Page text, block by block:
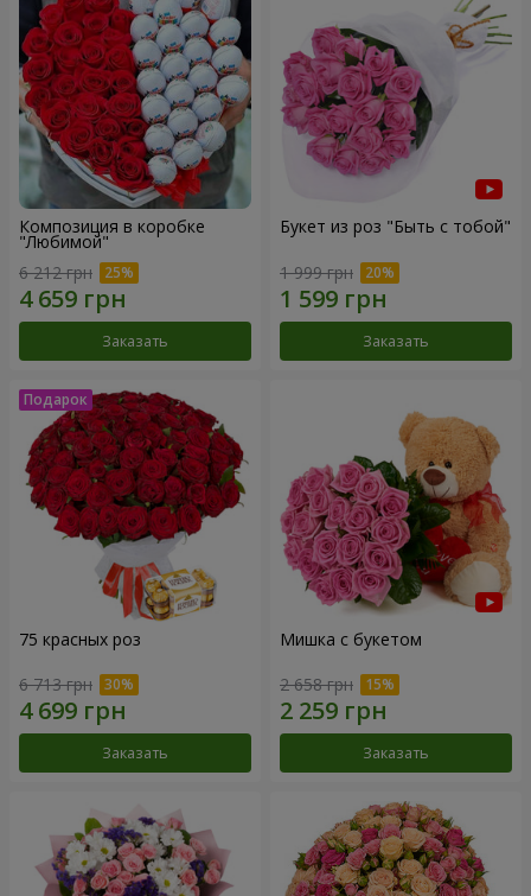
Композиция в коробке
"Любимой"
6 212 грн
Заказать
Букет из роз "Быть с тобой"
1 999 грн
Заказать
75 красных роз
6 713 грн
Заказать
Мишка с букетом
2 658 грн
Заказать